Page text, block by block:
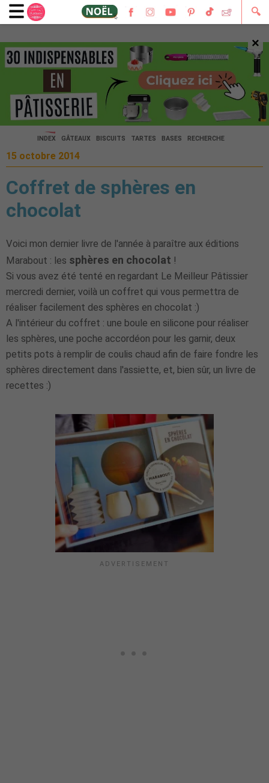
🔍
×
🔍
INDEX GÂTEAUX BISCUITS TARTES BASES RECHERCHE
15 octobre 2014
Coffret de sphères en
chocolat
Voici mon dernier livre de l'année à paraître aux éditions
Marabout : les sphères en chocolat !
Si vous avez été tenté en regardant Le Meilleur Pâtissier
mercredi dernier, voilà un coffret qui vous permettra de
réaliser facilement des sphères en chocolat :)
A l'intérieur du coffret : une boule en silicone pour réaliser
les sphères, une poche accordéon pour les garnir, deux
petits pots à remplir de coulis chaud afin de faire fondre les
sphères directement dans l'assiette, et, bien sûr, un livre de
recettes :)